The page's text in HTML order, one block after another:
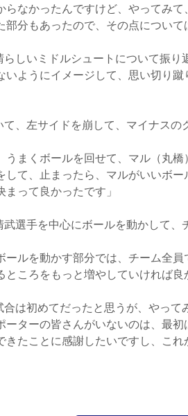
らなかったんですけど、やってみ
部分もあったので、その点について
しいミドルシュートについて振り
いようにイメージして、思い切り蹴
、左サイドを崩して、マイナス
うまくボールを回せて、マル（丸
して、止まったら、マルがいいボ
って良かったです」
選手を中心にボールを動かして
ールを動かす部分では、チーム全
ところをもっと増やしていければ良
は初めてだったと思うが、やって
ーターの皆さんがいないのは、最
きたことに感謝したいですし、こ